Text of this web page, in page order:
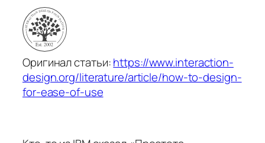
Оригинал статьи:https://www.interaction-
design.org/literature/article/how-to-design-
for-ease-of-use